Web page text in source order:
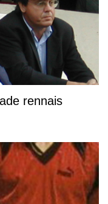
rennais